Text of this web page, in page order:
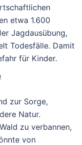
etwa 1.600
Jagdausübung,
Todesfälle. Damit
für Kinder.
zur Sorge,
Natur.
zu verbannen,
von